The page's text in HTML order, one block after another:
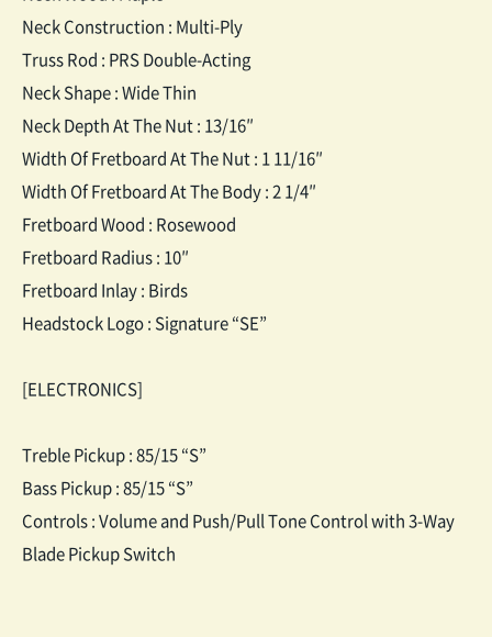
Neck Construction : Multi-Ply
Truss Rod : PRS Double-Acting
Neck Shape : Wide Thin
Neck Depth At The Nut : 13/16″
Width Of Fretboard At The Nut : 1 11/16″
Width Of Fretboard At The Body : 2 1/4″
Fretboard Wood : Rosewood
Fretboard Radius : 10″
Fretboard Inlay : Birds
Headstock Logo : Signature “SE”
[ELECTRONICS]
Treble Pickup : 85/15 “S”
Bass Pickup : 85/15 “S”
Controls : Volume and Push/Pull Tone Control with 3-Way
Blade Pickup Switch